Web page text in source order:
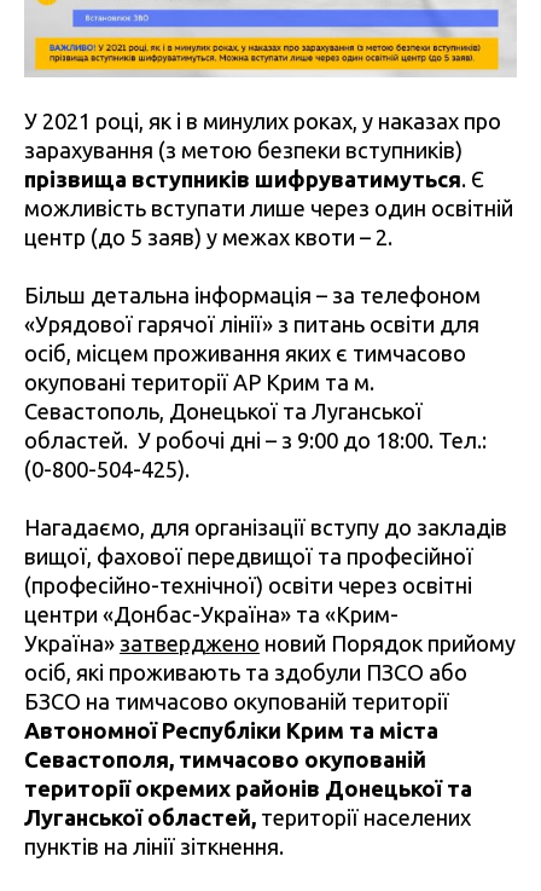
У 2021 році, як і в минулих роках, у наказах про
зарахування (з метою безпеки вступників)
прізвища вступників шифруватимуться. Є
можливість вступати лише через один освітній
центр (до 5 заяв) у межах квоти – 2.
Більш детальна інформація – за телефоном
«Урядової гарячої лінії» з питань освіти для
осіб, місцем проживання яких є тимчасово
окуповані території АР Крим та м.
Севастополь, Донецької та Луганської
областей. У робочі дні – з 9:00 до 18:00. Тел.:
(0-800-504-425).
Нагадаємо, для організації вступу до закладів
вищої, фахової передвищої та професійної
(професійно-технічної) освіти через освітні
центри «Донбас-Україна» та «Крим-
Україна» затверджено новий Порядок прийому
осіб, які проживають та здобули ПЗСО або
БЗСО на тимчасово окупованій території
Автономної Республіки Крим та міста
Севастополя, тимчасово окупованій
території окремих районів Донецької та
Луганської областей, території населених
пунктів на лінії зіткнення.